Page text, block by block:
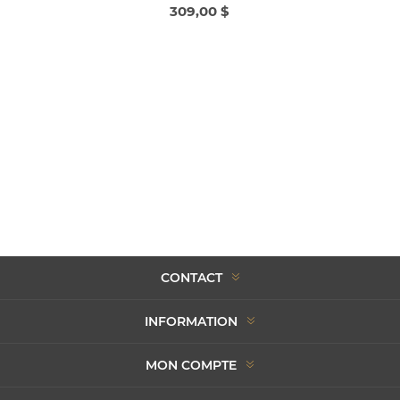
309,00 $
CONTACT
INFORMATION
MON COMPTE